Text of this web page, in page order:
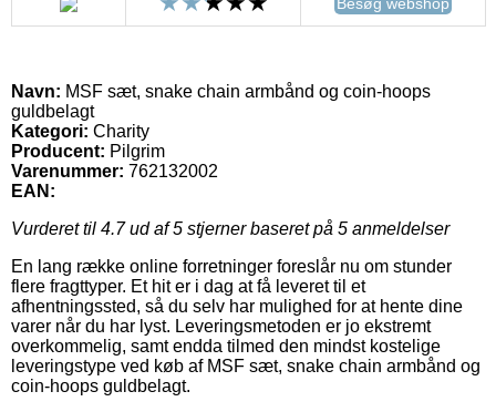
Navn: MSF sæt, snake chain armbånd og coin-hoops
guldbelagt
Kategori: Charity
Producent: Pilgrim
Varenummer: 762132002
EAN:
Vurderet til 4.7ud af 5 stjerner baseret på 5 anmeldelser
En lang række online forretninger foreslår nu om stunder
flere fragttyper. Et hit er i dag at få leveret til et
afhentningssted, så du selv har mulighed for at hente dine
varer når du har lyst. Leveringsmetoden er jo ekstremt
overkommelig, samt endda tilmed den mindst kostelige
leveringstype ved køb af MSF sæt, snake chain armbånd og
coin-hoops guldbelagt.